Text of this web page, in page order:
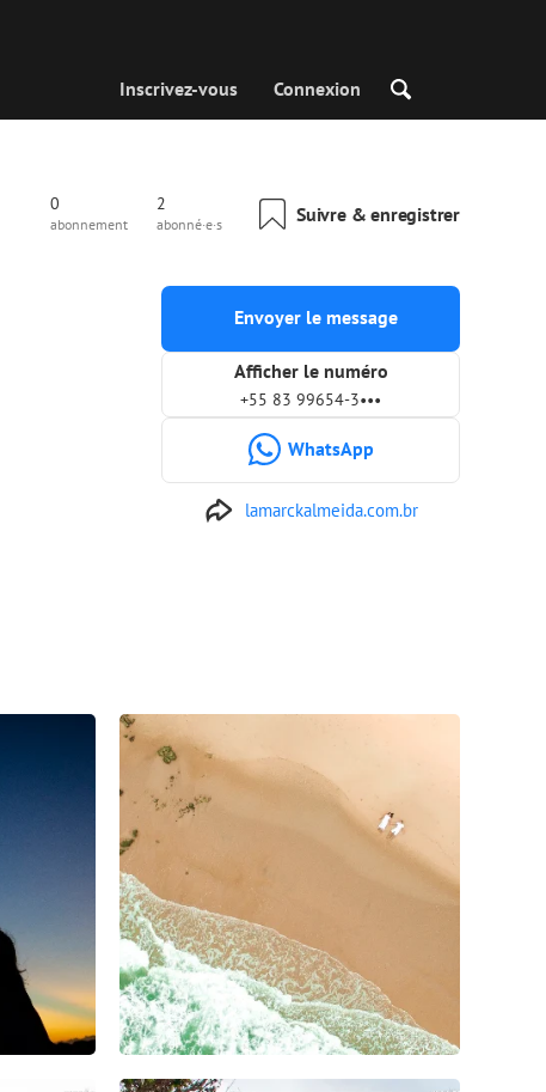
Inscrivez-vous Connexion
0
abonnement
2
abonné·e·s Suivre & enregistrer
Envoyer le message
Afficher le numéro
+55 83 99654-3•••
WhatsApp
lamarckalmeida.com.br